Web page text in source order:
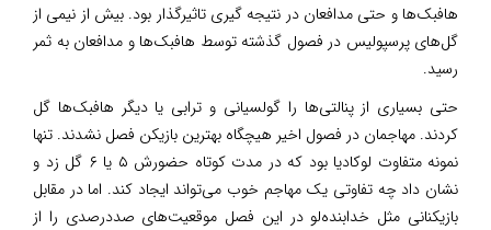
هافبک‌ها و حتی مدافعان در نتیجه گیری تاثیرگذار بود. بیش از نیمی از
گل‌های پرسپولیس در فصول گذشته توسط هافبک‌ها و مدافعان به ثمر
رسید.
حتی بسیاری از پنالتی‌ها را گولسیانی و ترابی یا دیگر هافبک‌ها گل
کردند. مهاجمان در فصول اخیر هیچگاه بهترین بازیکن فصل نشدند. تنها
نمونه متفاوت لوکادیا بود که در مدت کوتاه حضورش ۵ یا ۶ گل زد و
نشان داد چه تفاوتی یک مهاجم خوب می‌تواند ایجاد کند. اما در مقابل
بازیکنانی مثل خدابنده‌لو در این فصل موقعیت‌های صددرصدی را از